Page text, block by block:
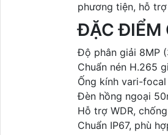
phương tiện, hỗ
ĐẶC ĐIỂM
Độ phân giải 8MP
Chuẩn nén H.265
Ống kính vari-
Đèn hồng ngoại
Hỗ trợ WDR,
Chuẩn IP67, phù